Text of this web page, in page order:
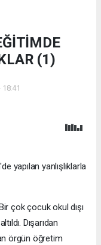
(1)
18:41
yapılan yanlışlıklarla
çok çocuk okul dışı
Dışarıdan
örgün öğretim